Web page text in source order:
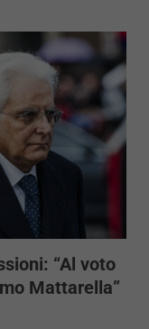
“Al voto
Mattarella”